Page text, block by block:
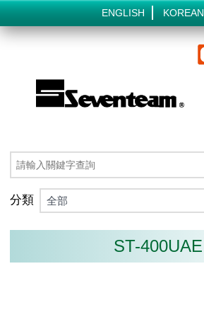
ENGLISH KOREAN
分類 全部
ST-400UAE